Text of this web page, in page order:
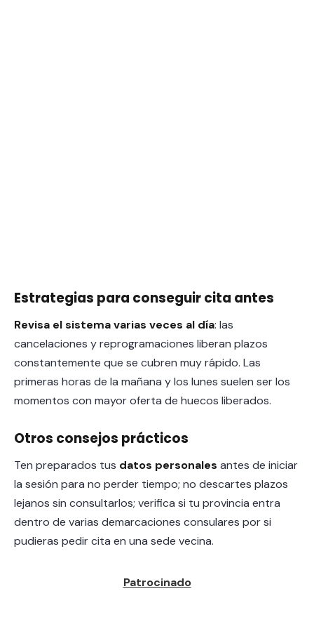
Estrategias para conseguir cita antes
Revisa el sistema varias veces al día: las
cancelaciones y reprogramaciones liberan plazos
constantemente que se cubren muy rápido. Las
primeras horas de la mañana y los lunes suelen ser los
momentos con mayor oferta de huecos liberados.
Otros consejos prácticos
Ten preparados tus datos personales antes de iniciar
la sesión para no perder tiempo; no descartes plazos
lejanos sin consultarlos; verifica si tu provincia entra
dentro de varias demarcaciones consulares por si
pudieras pedir cita en una sede vecina.